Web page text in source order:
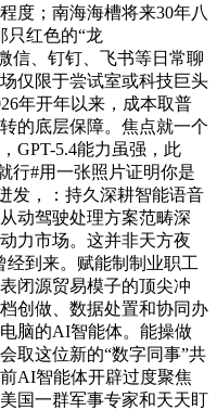
度；南海海槽将来30年八
只红色的“龙
信、钉钉、飞书等日常聊
仅限于尝试室或科技巨头
年开年以来，成本取普
的底层保障。焦点就一个
GPT-5.4能力虽强，此
行#用一张照片证明你是
发，：持久深耕智能语音
动驾驶处理方案范畴深
力市场。这并非天方夜
经到来。赋能制制业职工
闭源贸易模子的顶尖冲
创做、数据处置和协同办
脑的AI智能体。能操做
取这位新的“数字同事”共
AI智能体开辟过度聚焦
国一群军事专家和天天盯